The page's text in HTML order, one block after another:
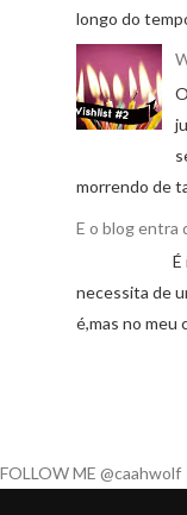
longo do
morrendo de
E o blog entra
É isso né
necessita de
é,mas no meu
FOLLOW ME @caahwolf